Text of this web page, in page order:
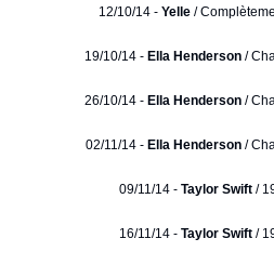
12/10/14 - Yelle /
19/10/14 - Ella Henderson /
26/10/14 - Ella Henderson /
02/11/14 - Ella Henderson/
09/11/14 - Taylor Swift /
16/11/14 - Taylor Swift /